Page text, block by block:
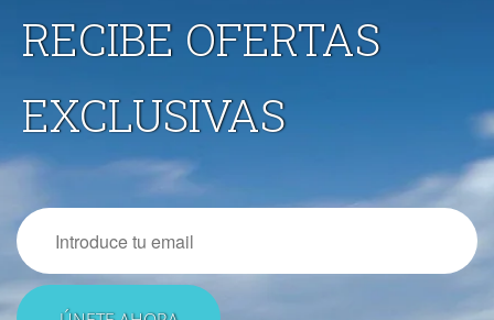
RECIBE OFERTAS
EXCLUSIVAS
Email